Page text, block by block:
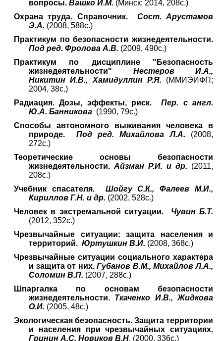
вопросы. Вашко И.М. (Минск; 2014, 208с.)
Охрана труда. Справочник. Сост. Арустамов
Э.А. (2008, 588с.)
Практикум по безопасности жизнедеятельности.
Под ред. Фролова А.В. (2009, 490с.)
Практикум по дисциплине "Безопасность
жизнедеятельности" Нестеров И.А.,
Никитин И.В., Хамидуллин Р.Я. (ММИЭИФП;
2004, 38с.)
Радиация. Дозы, эффекты, риск.Пер. с англ.
Ю.А. Банникова (1990, 79с.)
Способы автономного выживания человека в
природе.
Под ред. Михайлова Л.А. (2008,
272с.)
Теоретические основы безопасности
жизнедеятельности. Айзман Р.И. и др. (2011,
208с.)
Учебник спасателя. Шойгу С.К., Фалеев М.И.,
Кириллов Г.Н. и др. (2002, 528с.)
Человек в экстремальной ситуации. Чувин Б.Т.
(2012, 352с.)
Чрезвычайные ситуации: защита населения и
территорий. Юртушкин В.И. (2008, 368с.)
Чрезвычайные ситуации социального характера
и защита от них. Губанов В.М., Михайлов Л.А.,
Соломин В.П. (2007, 288с.)
Шпаргалка по основам безопасности
жизнедеятельности. Ткаченко И.В., Жидкова
О.И. (2005, 48с.)
Экологическая безопасность. Защита территории
и населения при чрезвычайных ситуациях.
Гринин А.С, Новиков В.Н. (2000, 336с.)